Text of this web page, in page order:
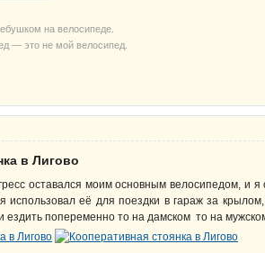
на велосипеде.
— это не мой велосипед.
в Лигово
оставался моим основным велосипедом, и
её для поездки в гараж за
ездить попеременно то на дамском то на